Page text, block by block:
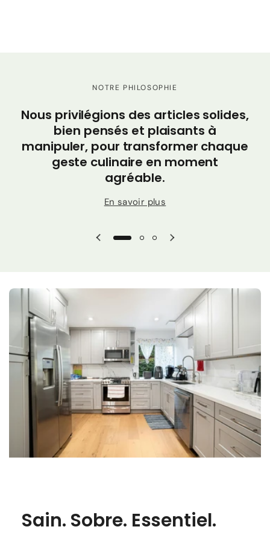
NOTRE PHILOSOPHIE
Nous privilégions des articles solides,
bien pensés et plaisants à
manipuler, pour transformer chaque
geste culinaire en moment
agréable.
En savoir plus
Sain. Sobre. Essentiel.